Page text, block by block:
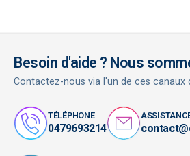
Besoin d'aide ? Nous
Contactez-nous via l'un de ces canaux
TÉLÉPHONE
0479693214